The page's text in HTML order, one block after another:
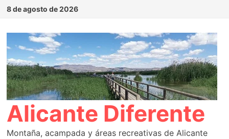
Saltar
contenido
8 de agosto de 2026
Alicante Diferente
Montaña, acampada y áreas recreativas de Alicante